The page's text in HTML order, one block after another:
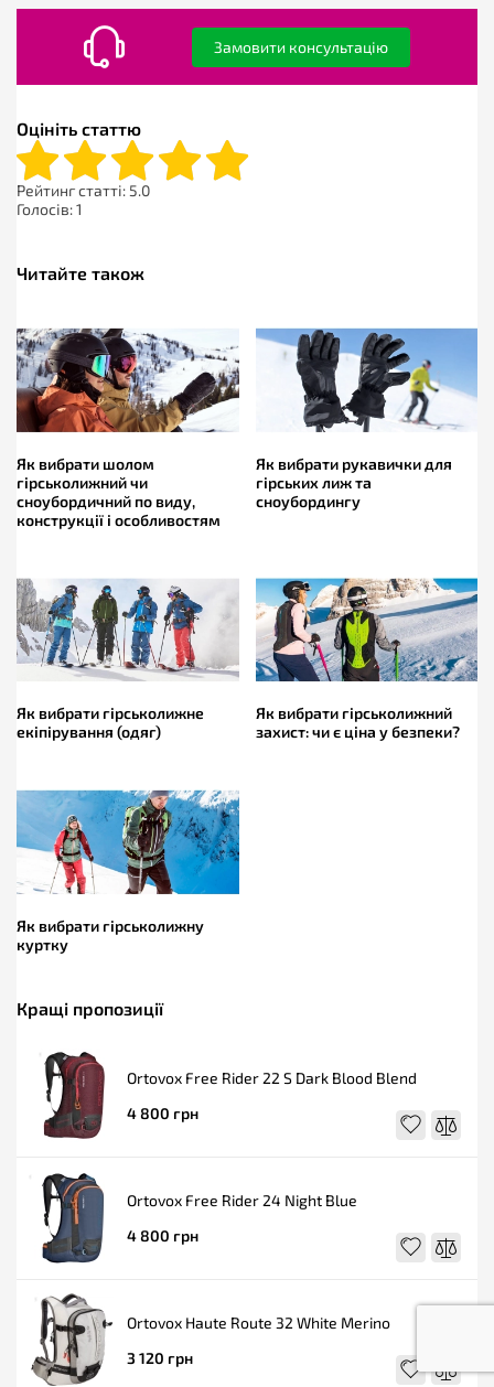
Кращі пропозиції
Ortovox Free Rider 22 S Dark Blood Blend
4 800 грн
Ortovox Free Rider 24 Night Blue
4 800 грн
Ortovox Haute Route 32 White Merino
3 120 грн
Читайте також
Як вибрати шолом
гірськолижний чи
сноубордичний по виду,
конструкції і особливостям
Як вибрати рукавички для
гірських лиж та
сноубордингу
Як вибрати гірськолижне
екіпірування (одяг)
Як вибрати гірськолижний
захист: чи є ціна у безпеки?
Як вибрати гірськолижну
куртку
Оцініть статтю
Рейтинг статті: 5.0
Голосів:1
Замовити консультацію